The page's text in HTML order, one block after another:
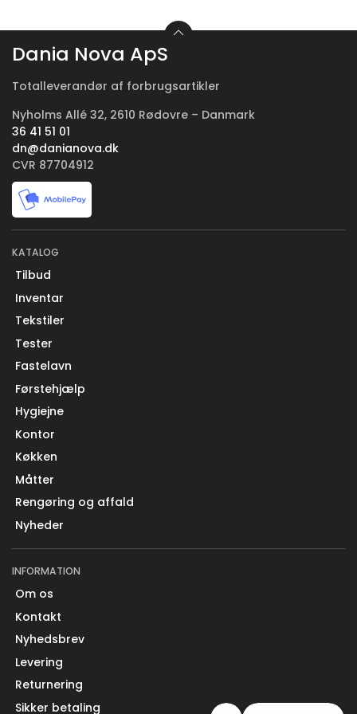
Dania Nova ApS
Totalleverandør af forbrugsartikler
Nyholms Allé 32, 2610 Rødovre – Danmark
36 41 51 01
dn@danianova.dk
CVR 87704912
KATALOG
Tilbud
Inventar
Tekstiler
Tester
Fastelavn
Førstehjælp
Hygiejne
Kontor
Køkken
Måtter
Rengøring og affald
Nyheder
INFORMATION
Om os
Kontakt
Nyhedsbrev
Levering
Returnering
Sikker betaling